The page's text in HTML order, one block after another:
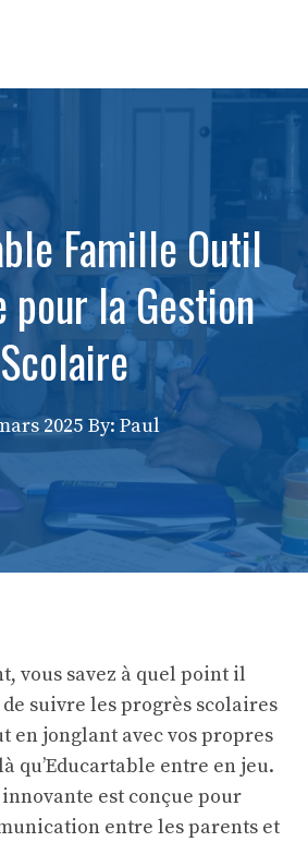
Famille Outil
pour la Gestion
Scolaire
2025 By: Paul
vous savez à quel point il
suivre les progrès scolaires
en jonglant avec vos propres
qu’Educartable entre en jeu.
est conçue pour
entre les parents et